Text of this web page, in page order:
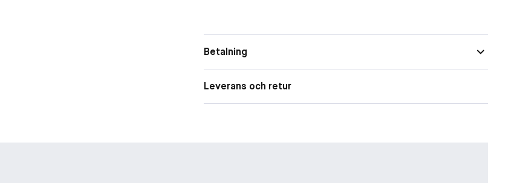
Betalning
Leverans och retur